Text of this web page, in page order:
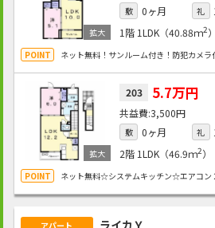
敷 0ヶ月 礼
1階 1LDK（40.88ｍ2）
ネット無料！サンルーム付き！防犯カメラ
203 5.7万円
3,500円
敷 0ヶ月 礼
2階 1LDK（46.9ｍ2）
ネット無料☆システムキッチン☆エアコ
アパート